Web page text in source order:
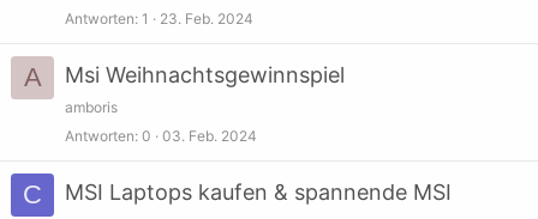
Antworten 1 23. Feb. 2024
A Msi Weihnachtsgewinnspiel
amboris
Antworten 0 03. Feb. 2024
C
MSI Laptops kaufen & spannende MSI